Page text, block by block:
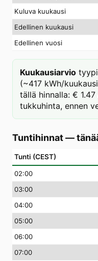
Kuluva kuukausi
Edellinen kuukausi
Edellinen vuosi
Kuukausiarvio
(~417 kWh/
tällä hinnalla: €
tukkuhinta, ennen
Tuntihinnat —
Tunti (CEST)
02:00
03:00
04:00
05:00
06:00
07:00